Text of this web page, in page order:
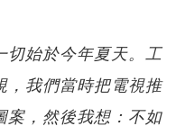
切始於今年夏天。工
，我們當時把電視推
案，然後我想：不如